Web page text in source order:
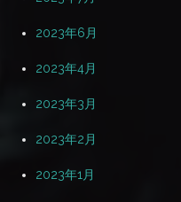
2023年6月
2023年4月
2023年3月
2023年2月
2023年1月